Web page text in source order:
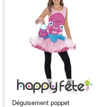
Déguisement poppet